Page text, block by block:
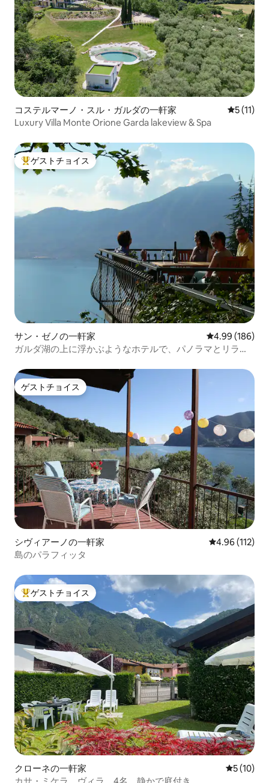
コステルマーノ・スル・ガルダの一軒家 レビュー
5 (11)
Luxury Villa Monte Orione Garda lakeview & Spa
大好評のゲストチョイスです。
ゲストチョイス
サン・ゼノの一軒家 レビュー186
4.99 (186)
ガルダ湖の上に浮かぶようなホテルで、パノラマとリラッ
ゲストチョイス
ゲストチョイス
シヴィアーノの一軒家 レビュー112
4.96 (112)
島のパラフィッタ
大好評のゲストチョイスです。
ゲストチョイス
クローネの一軒家 レビュー
5 (10)